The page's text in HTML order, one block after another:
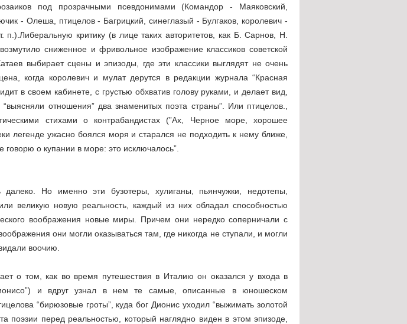
под прозрачными псевдонимами (Командор - Маяковский,
- Олеша, птицелов - Багрицкий, синеглазый - Булгаков, королевич -
п.).Либеральную критику (в лице таких авторитетов, как Б. Сарнов, Н.
сниженное и фривольное изображение классиков советской
выбирает сцены и эпизоды, где эти классики выглядят не очень
когда королевич и мулат дерутся в редакции журнала “Красная
в своем кабинете, с грустью обхватив голову руками, и делает вид,
“выясняли отношения” два знаменитых поэта страны”. Или птицелов.,
стихами о контрабандистах (”Ах, Черное море, хорошее
легенде ужасно боялся моря и старался не подходить к нему ближе,
о купании в море: это исключалось”.
Но именно эти бузотеры, хулиганы, пьянчужки, недотепы,
великую новую реальность, каждый из них обладал способностью
воображения новые миры. Причем они нередко соперничали с
они могли оказываться там, где никогда не ступали, и могли
воочию.
о том, как во время путешествия в Италию он оказался у входа в
и вдруг узнал в нем те самые, описанные в юношеском
“бирюзовые гроты”, куда бог Дионис уходил “выжимать золотой
поэзии перед реальностью, который наглядно виден в этом эпизоде,